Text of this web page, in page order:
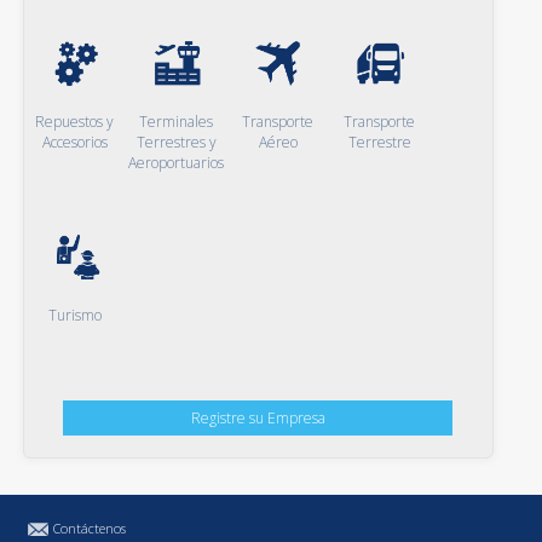
Repuestos y
Accesorios
Terminales
Terrestres y
Aeroportuarios
Transporte
Aéreo
Transporte
Terrestre
Turismo
Registre su Empresa
Contáctenos